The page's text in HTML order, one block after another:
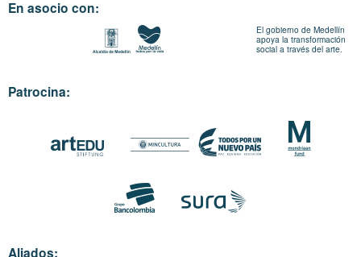
En asocio con:
El gobierno de Medellín
apoya la transformación
social a través del arte.
Patrocina:
Aliados: